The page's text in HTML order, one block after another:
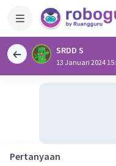
SRDD S
13 Januari 2024
Pertanyaan